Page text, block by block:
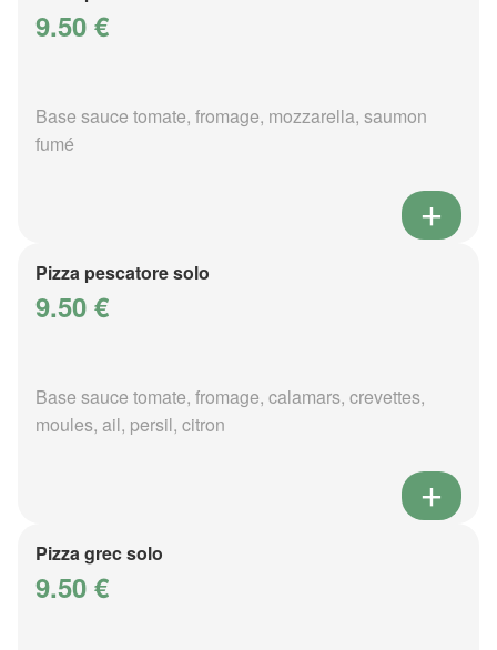
9.50 €
Base sauce tomate, fromage, mozzarella, saumon
fumé
Pizza pescatore solo
9.50 €
Base sauce tomate, fromage, calamars, crevettes,
moules, ail, persil, citron
Pizza grec solo
9.50 €